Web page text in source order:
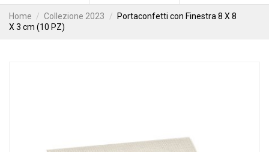
Home Collezione 2023
Portaconfetti con Finestra 8 X 8
X 3 cm (10 PZ)